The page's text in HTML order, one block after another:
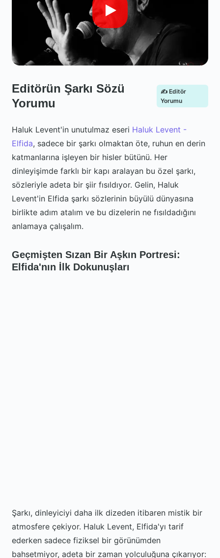
Editörün Şarkı Sözü
Yorumu
✍️ Editör
Yorumu
Haluk Levent'in unutulmaz eseri Haluk Levent -
Elfida, sadece bir şarkı olmaktan öte, ruhun en derin
katmanlarına işleyen bir hisler bütünü. Her
dinleyişimde farklı bir kapı aralayan bu özel şarkı,
sözleriyle adeta bir şiir fısıldıyor. Gelin, Haluk
Levent'in Elfida şarkı sözlerinin büyülü dünyasına
birlikte adım atalım ve bu dizelerin ne fısıldadığını
anlamaya çalışalım.
Geçmişten Sızan Bir Aşkın Portresi:
Elfida'nın İlk Dokunuşları
Şarkı, dinleyiciyi daha ilk dizeden itibaren mistik bir
atmosfere çekiyor. Haluk Levent, Elfida'yı tarif
ederken sadece fiziksel bir görünümden
bahsetmiyor, adeta bir zaman yolculuğuna çıkarıyor: